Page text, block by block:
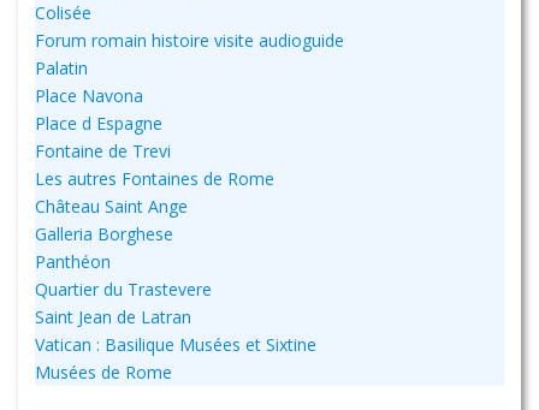
Colisée
Forum romain histoire visite audioguide
Palatin
Place Navona
Place d Espagne
Fontaine de Trevi
Les autres Fontaines de Rome
Château Saint Ange
Galleria Borghese
Panthéon
Quartier du Trastevere
Saint Jean de Latran
Vatican : Basilique Musées et Sixtine
Musées de Rome